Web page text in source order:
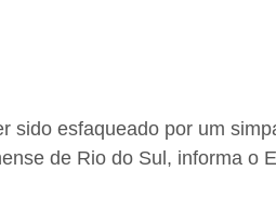
sido esfaqueado por um
de Rio do Sul, informa o